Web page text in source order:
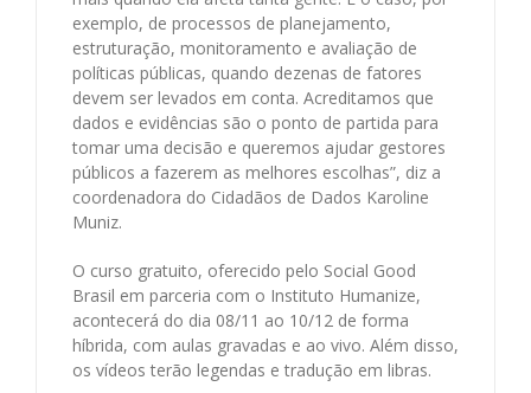
exemplo, de processos de planejamento,
estruturação, monitoramento e avaliação de
políticas públicas, quando dezenas de fatores
devem ser levados em conta. Acreditamos que
dados e evidências são o ponto de partida para
tomar uma decisão e queremos ajudar gestores
públicos a fazerem as melhores escolhas”, diz a
coordenadora do Cidadãos de Dados Karoline
Muniz.
O curso gratuito, oferecido pelo Social Good
Brasil em parceria com o Instituto Humanize,
acontecerá do dia 08/11 ao 10/12 de forma
híbrida, com aulas gravadas e ao vivo. Além disso,
os vídeos terão legendas e tradução em libras.